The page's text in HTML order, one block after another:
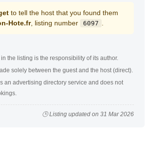
to tell the host that you found them
Hote.fr, listing number 6097 .
the listing is the responsibility of its author.
solely between the guest and the host (direct).
an advertising directory service and does not
🕒 Listing updated on 31 Mar 2026